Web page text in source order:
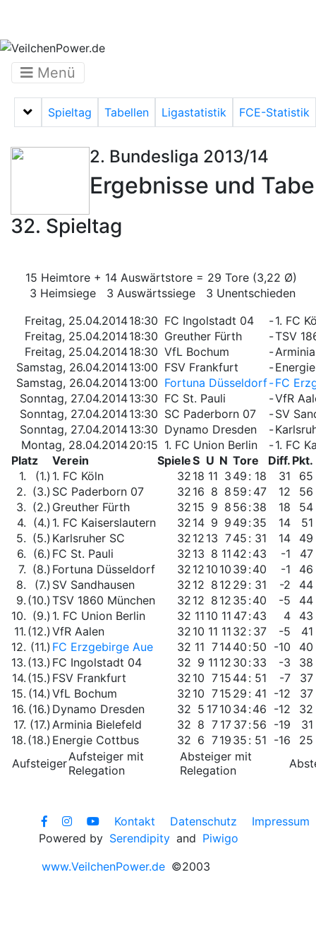
Menü
Menü auf-/zuklappen
Spieltag Tabellen Ligastatistik FCE-Statistik
2. Bundesliga 2013/14
Ergebnisse und
32. Spieltag
15 Heimtore + 14 Auswärtstore = 29 Tore (3,22 Ø)
3 Heimsiege 3 Auswärtssiege 3 Unentschieden
Freitag, 25.04.201418:30 FC Ingolstadt 04 -1. FC
Freitag, 25.04.201418:30 Greuther Fürth -TSV
Freitag, 25.04.201418:30 VfL Bochum -
Samstag, 26.04.201413:00 FSV Frankfurt -
Samstag, 26.04.201413:00 Fortuna Düsseldorf-FC
Sonntag, 27.04.201413:30 FC St. Pauli -VfR
Sonntag, 27.04.201413:30 SC Paderborn 07 -SV
Sonntag, 27.04.201413:30 Dynamo Dresden -
Montag, 28.04.201420:15 1. FC Union Berlin -1. FC
Platz
Verein SpieleS U N Tore Diff. Pkt.
1.
(1.) 1. FC Köln 32 18 11 3 49 : 18 31
65
2. (3.) SC Paderborn 07 32 16 8 8 59 : 47 12
56
3. (2.) Greuther Fürth 32 15 9 8 56 :38 18
54
4. (4.) 1. FC Kaiserslautern 32 14 9 9 49 :35 14
51
5. (5.) Karlsruher SC 32 12 13 745 : 31 14
49
6. (6.) FC St. Pauli 32 13 8 11 42 :43 -1
47
7. (8.) Fortuna Düsseldorf 32 12 10 10 39 :40 -1
46
8.
(7.) SV Sandhausen 32 12 8 12 29 : 31 -2
44
9. (10.) TSV 1860 München 32 12 8 12 35 :40 -5
44
10. (9.) 1. FC Union Berlin 32 11 10 11 47:43 4
43
11. (12.) VfR Aalen 32 10 11 11 32 : 37 -5
41
12. (11.) FC Erzgebirge Aue 32 11 71440 :50 -10
40
13. (13.) FC Ingolstadt 04 32 9 11 12 30 :33 -3
38
14. (15.) FSV Frankfurt 32 10 715 44: 51 -7
37
15. (14.) VfL Bochum 32 10 715 29 : 41 -12
37
16. (16.) Dynamo Dresden 32 5 1710 34:46 -12
32
17. (17.) Arminia Bielefeld 32 8 7 17 37:56 -19
31
18. (18.) Energie Cottbus 32 6 719 35 : 51 -16
25
AufsteigerAufsteiger mit
Relegation
Absteiger mit
Relegation
Kontakt Datenschutz
Impressum
Powered by Serendipity and Piwigo
www.VeilchenPower.de ©2003